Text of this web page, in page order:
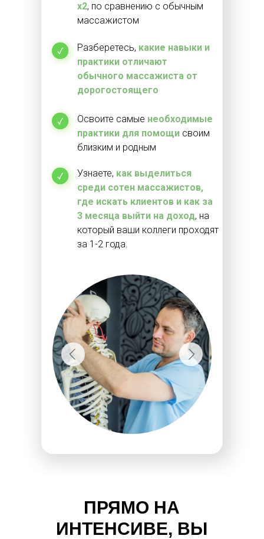
х2, по сравнению с обычным
массажистом
Разберетесь, какие навыки и
практики отличают
обычного массажиста от
дорогостоящего
Освоите самые необходимые
практики для помощи своим
близким и родным
Узнаете, как выделиться
среди сотен массажистов,
где искать клиентов и как за
3 месяца выйти на доход, на
который ваши коллеги проходят
за 1-2 года.
ПРЯМО НА
ИНТЕНСИВЕ, ВЫ